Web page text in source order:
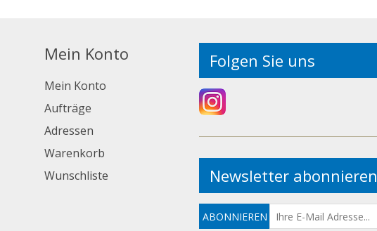
Mein Konto
Mein Konto
Aufträge
Adressen
Warenkorb
Wunschliste
Folgen Sie uns
Newsletter abonnieren